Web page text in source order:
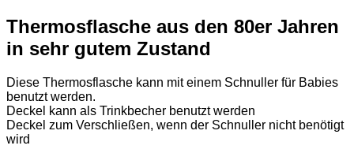
Thermosflasche aus den 80er Jahren
in sehr gutem Zustand
Diese Thermosflasche kann mit einem Schnuller für Babies
benutzt werden.
Deckel kann als Trinkbecher benutzt werden
Deckel zum Verschließen, wenn der Schnuller nicht benötigt
wird